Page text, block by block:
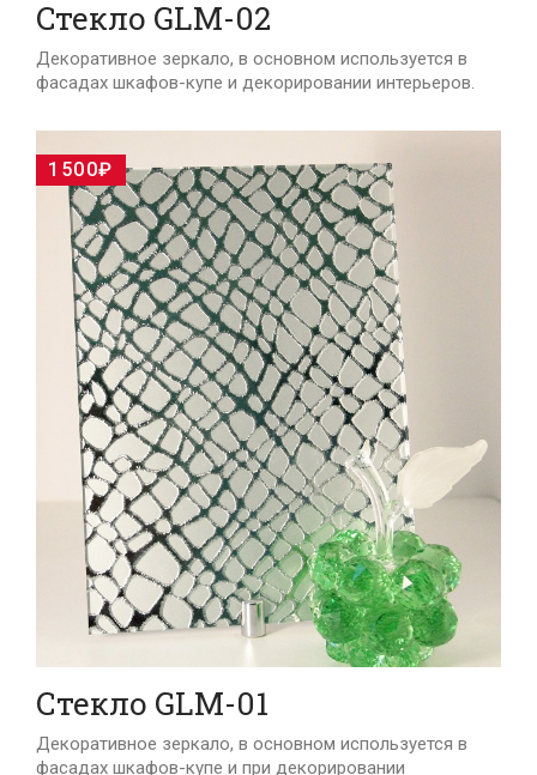
Cтекло GLM-02
Декоративное зеркало, в основном используется в
фасадах шкафов-купе и декорировании интерьеров.
1500₽
Стекло GLM-01
Декоративное зеркало, в основном используется в
фасадах шкафов-купе и при декорировании